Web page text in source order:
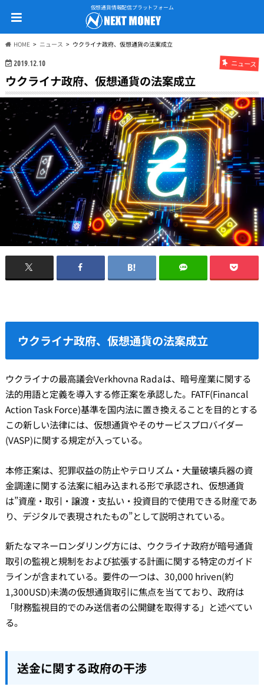
仮想通貨情報配信プラットフォーム
HOME ニュース ウクライナ政府、仮想通貨の法案成立
2019.12.10 ニュース
ウクライナ政府、仮想通貨の法案成立
ウクライナ政府、仮想通貨の法案成立
ウクライナの最高議会Verkhovna Radaは、暗号産業に関する
法的用語と定義を導入する修正案を承認した。FATF(Financal
Action Task Force)基準を国内法に置き換えることを目的とする
この新しい法律には、仮想通貨やそのサービスプロバイダー
(VASP)に関する規定が入っている。
本修正案は、犯罪収益の防止やテロリズム・大量破壊兵器の資
金調達に関する法案に組み込まれる形で承認され、仮想通貨
は”資産・取引・譲渡・支払い・投資目的で使用できる財産であ
り、デジタルで表現されたもの”として説明されている。
新たなマネーロンダリング方には、ウクライナ政府が暗号通貨
取引の監視と規制をおよび拡張する計画に関する特定のガイド
ラインが含まれている。要件の一つは、30,000 hriven(約
1,300USD)未満の仮想通貨取引に焦点を当てており、政府は
「財務監視目的でのみ送信者の公開鍵を取得する」と述べてい
る。
送金に関する政府の干渉